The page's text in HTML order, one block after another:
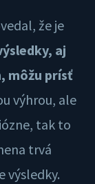
že je
aj
môžu prísť
výhrou, ale
tak to
trvá
výsledky.